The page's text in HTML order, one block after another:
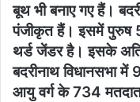
बूथ भी बनाए गए हैं।
पंजीकृत हैं। इसमें पुरुष
थर्ड जेंडर है। इसके
बदरीनाथ विधानसभा
आयु वर्ग के 734